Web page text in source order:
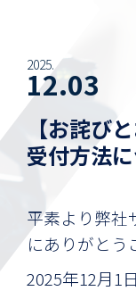
2025.
12.03
【お詫び
受付方法
平素より弊社
にありがとう
2025年12月1